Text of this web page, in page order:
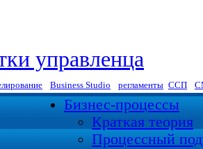
управленца
Business Studio регламенты ССП
Бизнес-процессы
Краткая теория
Процессный